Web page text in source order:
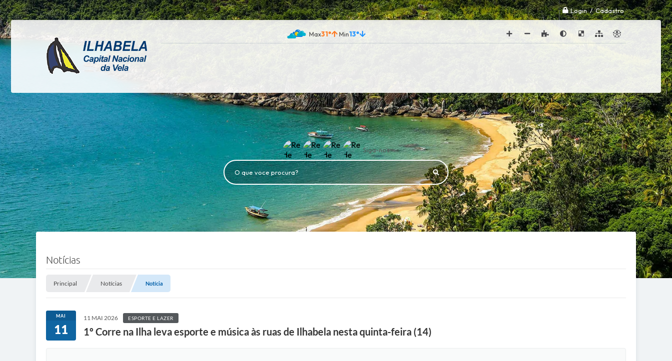
Login / Cadastro
31° 13°
Siga-nos
O que voce procura?
Notícias
Principal Notícias Notícia
MAI
11
11 MAI 2026 ESPORTE E LAZER
1º Corre na Ilha leva esporte e música às ruas de Ilhabela nesta quinta-feira (14)